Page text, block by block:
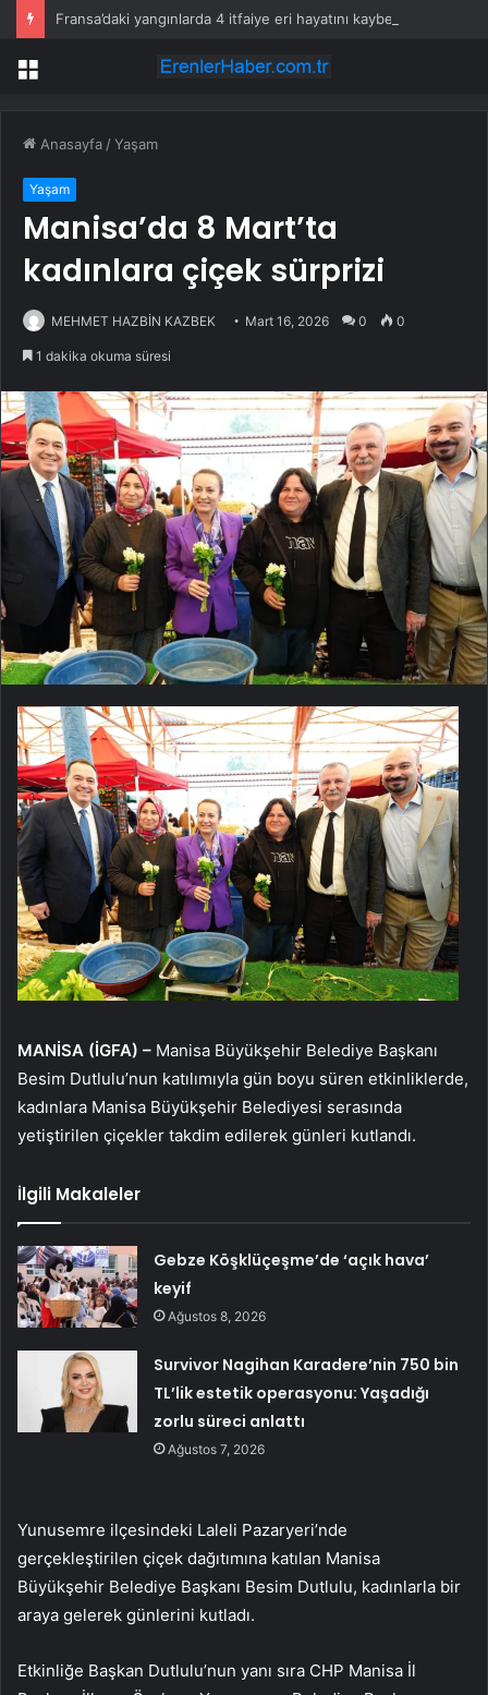
Fransa’daki yangınlarda 4 itfaiye eri hayatını kaybetti
Menü
Anasayfa /Yaşam
Yaşam
Manisa’da 8 Mart’ta
kadınlara çiçek sürprizi
MEHMET HAZBİN KAZBEK Mart 16, 2026 0 0
1 dakika okuma süresi
MANİSA (İGFA) – Manisa Büyükşehir Belediye Başkanı
Besim Dutlulu’nun katılımıyla gün boyu süren etkinliklerde,
kadınlara Manisa Büyükşehir Belediyesi serasında
yetiştirilen çiçekler takdim edilerek günleri kutlandı.
İlgili Makaleler
Gebze Köşklüçeşme’de ‘açık hava’
keyif
Ağustos 8, 2026
Survivor Nagihan Karadere’nin 750 bin
TL’lik estetik operasyonu: Yaşadığı
zorlu süreci anlattı
Ağustos 7, 2026
Yunusemre ilçesindeki Laleli Pazaryeri’nde
gerçekleştirilen çiçek dağıtımına katılan Manisa
Büyükşehir Belediye Başkanı Besim Dutlulu, kadınlarla bir
araya gelerek günlerini kutladı.
Etkinliğe Başkan Dutlulu’nun yanı sıra CHP Manisa İl